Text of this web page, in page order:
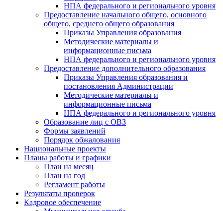
НПА федерального и регионального уровня
Предоставление начального общего, основного
общего, среднего общего образования
Приказы Управления образования
Методические материалы и
информационные письма
НПА федерального и регионального уровня
Предоставление дополнительного образования
Приказы Управления образования и
постановления Администрации
Методические материалы и
информационные письма
НПА федерального и регионального уровня
Образование лиц с ОВЗ
Формы заявлений
Порядок обжалования
Национальные проекты
Планы работы и графики
План на месяц
План на год
Регламент работы
Результаты проверок
Кадровое обеспечение